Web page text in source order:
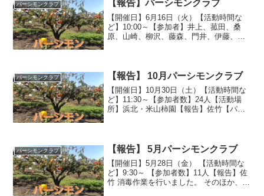
パーシモンクラブ 【報告】パーシモンクラブ
【開催日】6月16日（火）【活動時間な
ど】10:00～【参加者】井上、菰田、桑
原、山崎、柳沢、藤森、門井、伊藤、田
す。井上さんから以下の...
パーシモンクラブ 【報告】 10月パーシモンクラブ
【開催日】10月30日（土）【活動時間な
ど】11:30～【参加者数】24人【活動場
所】浜北・米山柿園【報告】佐竹【パー
がりました。
パーシモンクラブ 【報告】 5月パーシモンクラブ
【開催日】5月28日（金） 【活動時間な
ど】9:30～ 【参加者数】11人【報告】佐
竹 消毒作業を行いました。 そのほか、各